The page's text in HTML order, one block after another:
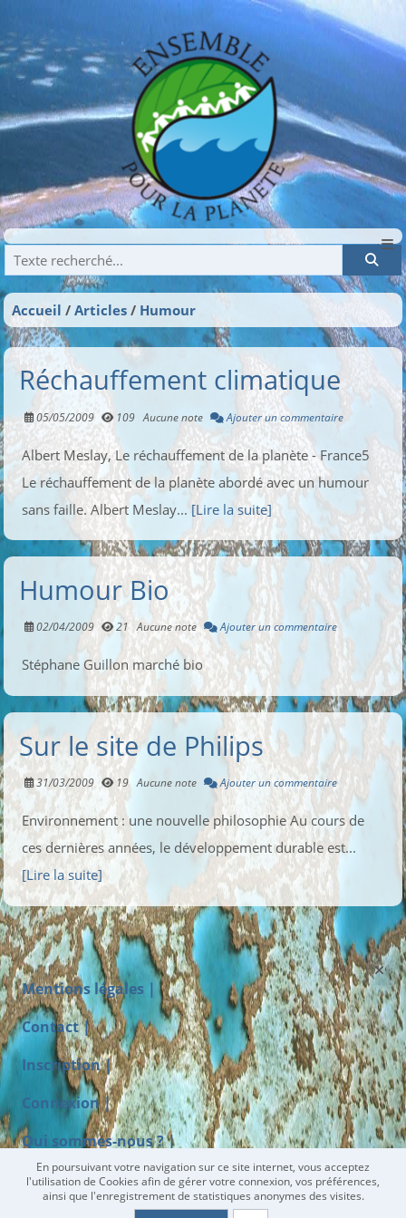
En poursuivant votre navigation sur ce site internet, vous acceptez
l'utilisation de Cookies afin de gérer votre connexion, vos préférences,
ainsi que l'enregistrement de statistiques anonymes des visites.
Recherche
Accueil Articles Humour
Réchauffement climatique
05/05/2009 109 Aucune note Ajouter un commentaire
Albert Meslay, Le réchauffement de la planète - France5
Le réchauffement de la planète abordé avec un humour
sans faille. Albert Meslay... [Lire la suite]
Humour Bio
02/04/2009 21 Aucune note Ajouter un commentaire
Stéphane Guillon marché bio
Sur le site de Philips
31/03/2009 19 Aucune note Ajouter un commentaire
Environnement : une nouvelle philosophie Au cours de
ces dernières années, le développement durable est...
[Lire la suite]
Mentions légales |
Contact |
Inscription |
Connexion |
Qui sommes-nous ? |
Faire un don à EPLP